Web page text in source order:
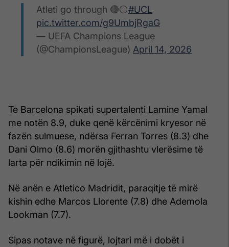
Atleti go through 🔴⚪#UCL
pic.twitter.com/g9UmbjRgaG
— UEFA Champions League
(@ChampionsLeague) April 14, 2026
Te Barcelona spikati supertalenti Lamine Yamal
me notën 8.9, duke qenë kërcënimi kryesor në
fazën sulmuese, ndërsa Ferran Torres (8.3) dhe
Dani Olmo (8.6) morën gjithashtu vlerësime të
larta për ndikimin në lojë.
Në anën e Atletico Madridit, paraqitje të mirë
kishin edhe Marcos Llorente (7.8) dhe Ademola
Lookman (7.7).
Sipas notave në figurë, lojtari më i dobët i